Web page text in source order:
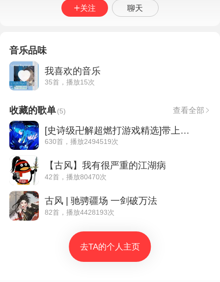
关注 聊天
音乐品味
我喜欢的音乐
35首，播放15次
收藏的歌单(5) 查看全部
[史诗级卍解超燃打游戏精选]带上耳机燃炸
630首，播放2494519次
【古风】我有很严重的江湖病
42首，播放80470次
古风 | 驰骋疆场 一剑破万法
82首，播放4428193次
去TA的个人主页